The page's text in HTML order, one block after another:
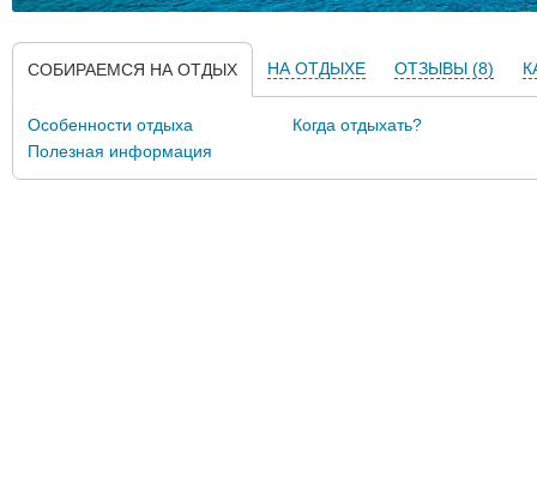
СОБИРАЕМСЯ НА ОТДЫХ НА ОТДЫХЕ ОТЗЫВЫ (8)
Особенности отдыха
Когда отдыхать?
Полезная информация